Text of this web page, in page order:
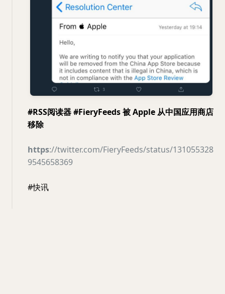
#RSS阅读器 #FieryFeeds 被 Apple 从中国应用商店
移除
https://twitter.com/FieryFeeds/status/131055328
9545658369
#快讯